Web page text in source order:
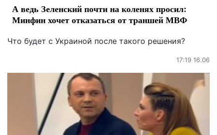
А ведь Зеленский почти на коленях просил:
Минфин хочет отказаться от траншей МВФ
Что будет с Украиной после такого решения?
17:19 16.06